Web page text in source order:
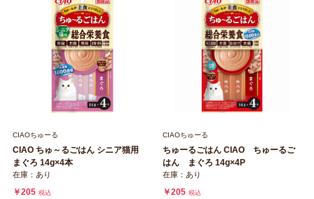
CIAOちゅーる
CIAO ちゅ～るごはん シニア猫用
まぐろ 14g×4本
在庫：あり
￥205 税込
CIAOちゅーる
ちゅーるごはん CIAO ちゅーるご
はん まぐろ 14g×4P
在庫：あり
￥205 税込